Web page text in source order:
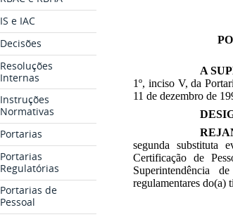
IS e IAC
Decisões
Resoluções
Internas
Instruções
Normativas
Portarias
Portarias
Regulatórias
Portarias de
Pessoal
A
1º, inciso V, da
11 de dezembro de
segunda substituta
Certificação de
Superintendência
regulamentares do(a)